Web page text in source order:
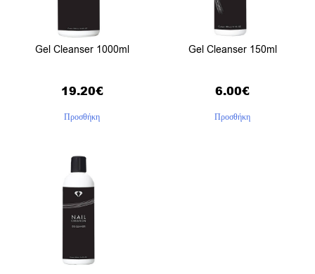
Gel Cleanser 1000ml
19.20€
Προσθήκη
Gel Cleanser 150ml
6.00€
Προσθήκη